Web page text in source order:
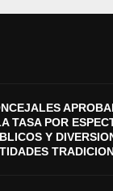
TASA POR
Y